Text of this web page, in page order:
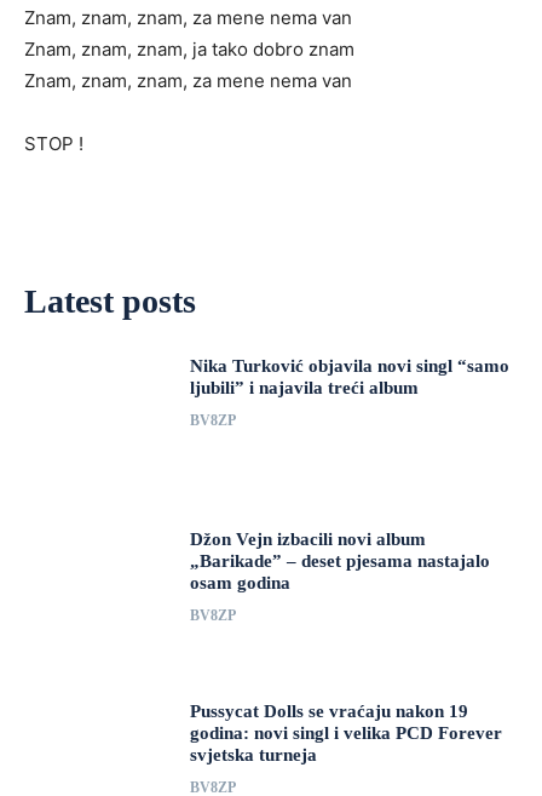
Znam, znam, znam, za mene nema van
Znam, znam, znam, ja tako dobro znam
Znam, znam, znam, za mene nema van
STOP !
Latest posts
Nika Turković objavila novi singl “samo
ljubili” i najavila treći album
BV8ZP
Džon Vejn izbacili novi album
„Barikade” – deset pjesama nastajalo
osam godina
BV8ZP
Pussycat Dolls se vraćaju nakon 19
godina: novi singl i velika PCD Forever
svjetska turneja
BV8ZP